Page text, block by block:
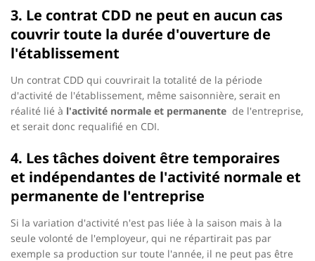
3. Le contrat CDD ne peut en aucun cas
couvrir toute la durée d'ouverture de
l'établissement
Un contrat CDD qui couvrirait la totalité de la période
d'activité de l'établissement, même saisonnière, serait en
réalité lié à l'activité normale et permanente de l'entreprise,
et serait donc requalifié en CDI.
4. Les tâches doivent être temporaires
et indépendantes de l'activité normale et
permanente de l'entreprise
Si la variation d'activité n'est pas liée à la saison mais à la
seule volonté de l'employeur, qui ne répartirait pas par
exemple sa production sur toute l'année, il ne peut pas être